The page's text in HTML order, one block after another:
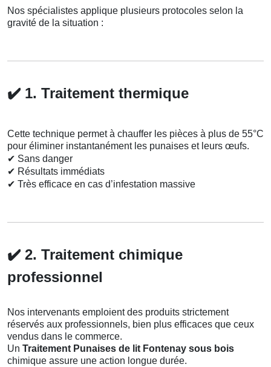
Nos spécialistes applique plusieurs protocoles selon la
gravité de la situation :
✔️ 1. Traitement thermique
Cette technique permet à chauffer les pièces à plus de 55°C
pour éliminer instantanément les punaises et leurs œufs.
✔ Sans danger
✔ Résultats immédiats
✔ Très efficace en cas d’infestation massive
✔️ 2. Traitement chimique
professionnel
Nos intervenants emploient des produits strictement
réservés aux professionnels, bien plus efficaces que ceux
vendus dans le commerce.
Un Traitement Punaises de lit Fontenay sous bois
chimique assure une action longue durée.